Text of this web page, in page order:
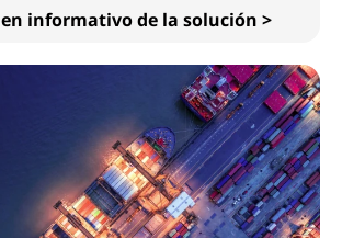
informativo de la solución >